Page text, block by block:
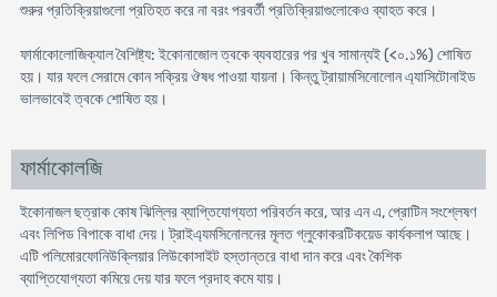
শুরুর প্রতিক্রিয়াগুলো প্রতিহত করে না বরং পরবর্তী প্রতিক্রিয়াগুলোকেও ব্যাহত করে।
ফার্মাকোলোজিক্যাল বৈশিষ্ট্য: ইকোনাজোল ত্বকে ব্যবহারের পর খুব সামান্যই (<০.১%) শোষিত
হয়। যার ফলে সেরামে কোন সক্রিয় ঔষধ পাওয়া যায়না। কিন্তু ট্রায়ামসিনোলোন এ্যাসিটোনাইড
ভালভাবেই ত্বকে শোষিত হয়।
ফার্মাকোলজি
ইকোনাজল ছত্রাক কোষ ঝিল্লির ব্যাপ্তিযোগ্যতা পরিবর্তন করে, আর এন এ, প্রোটিন সংশ্লেষণ
এবং লিপিড বিপাকে বাধা দেয়। ট্রাইএ্যমসিনোলনের মূলত গ্লুকোকরটিকয়েড কার্যকলাপ আছে।
এটি পলিমোরফোনিউক্লিয়ার লিউকোসাইট হস্তান্তরে বাধা দান করে এবং কৈশিক
ব্যাপ্তিযোগ্যতা কমিয়ে দেয় যার ফলে প্রদাহ কমে যায়।